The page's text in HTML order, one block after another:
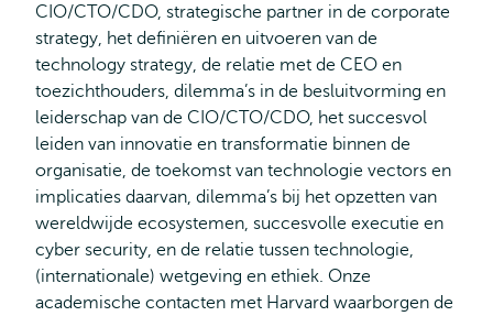
CIO/CTO/CDO, strategische partner in de corporate
strategy, het definiëren en uitvoeren van de
technology strategy, de relatie met de CEO en
toezichthouders, dilemma’s in de besluitvorming en
leiderschap van de CIO/CTO/CDO, het succesvol
leiden van innovatie en transformatie binnen de
organisatie, de toekomst van technologie vectors en
implicaties daarvan, dilemma’s bij het opzetten van
wereldwijde ecosystemen, succesvolle executie en
cyber security, en de relatie tussen technologie,
(internationale) wetgeving en ethiek. Onze
academische contacten met Harvard waarborgen de